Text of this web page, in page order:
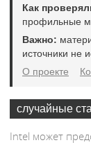
Как
профильные
Важно:
источники не
О проекте
случайные
Intel может